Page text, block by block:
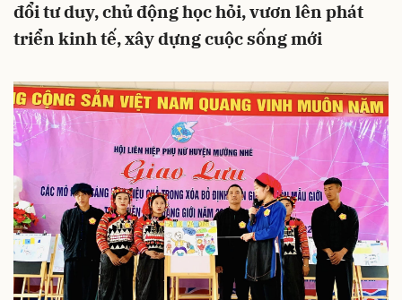
đổi tư duy, chủ động học hỏi, vươn lên phát
triển kinh tế, xây dựng cuộc sống mới